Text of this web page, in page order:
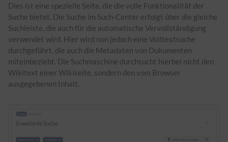
Dies ist eine spezielle Seite, die die volle Funktionalität der
Suche bietet. Die Suche im Such-Center erfolgt über die gleiche
Suchleiste, die auch für die automatische Vervollständigung
verwendet wird. Hier wird nun jedoch eine Volltextsuche
durchgeführt, die auch die Metadaten von Dokumenten
miteinbezieht. Die Suchmaschine durchsucht hierbei nicht den
Wikitext einer Wikiseite, sondern den vom Browser
ausgegebenen Inhalt.